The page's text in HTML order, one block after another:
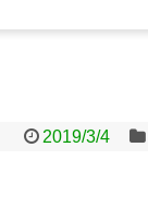
2019/3/4